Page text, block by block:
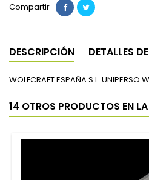
Compartir
DESCRIPCIÓN DETALLES
WOLFCRAFT ESPAÑA S.L. UNIPERSO
14 OTROS PRODUCTOS EN